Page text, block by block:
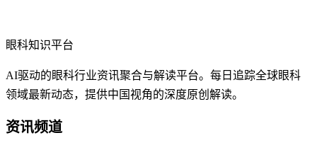
眼科知识平台
AI驱动的眼科行业资讯聚合与解读平台。每日追踪全球眼科
领域最新动态，提供中国视角的深度原创解读。
资讯频道